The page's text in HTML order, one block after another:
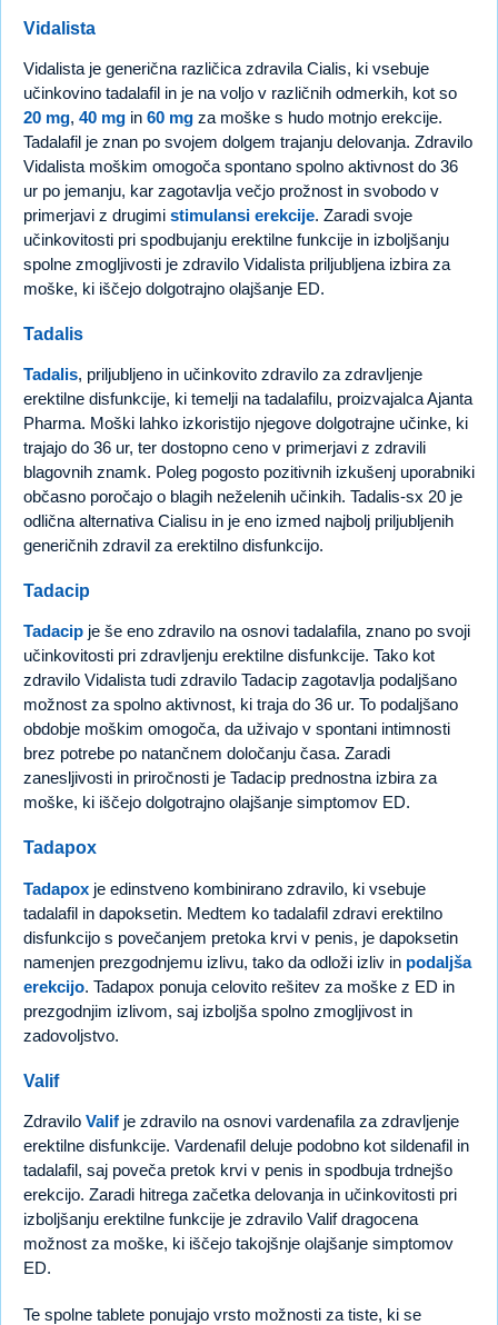
Vidalista
Vidalista je generična različica zdravila Cialis, ki vsebuje
učinkovino tadalafil in je na voljo v različnih odmerkih, kot so
20 mg, 40 mg in 60 mg za moške s hudo motnjo erekcije.
Tadalafil je znan po svojem dolgem trajanju delovanja. Zdravilo
Vidalista moškim omogoča spontano spolno aktivnost do 36
ur po jemanju, kar zagotavlja večjo prožnost in svobodo v
primerjavi z drugimi stimulansi erekcije. Zaradi svoje
učinkovitosti pri spodbujanju erektilne funkcije in izboljšanju
spolne zmogljivosti je zdravilo Vidalista priljubljena izbira za
moške, ki iščejo dolgotrajno olajšanje ED.
Tadalis
Tadalis, priljubljeno in učinkovito zdravilo za zdravljenje
erektilne disfunkcije, ki temelji na tadalafilu, proizvajalca Ajanta
Pharma. Moški lahko izkoristijo njegove dolgotrajne učinke, ki
trajajo do 36 ur, ter dostopno ceno v primerjavi z zdravili
blagovnih znamk. Poleg pogosto pozitivnih izkušenj uporabniki
občasno poročajo o blagih neželenih učinkih. Tadalis-sx 20 je
odlična alternativa Cialisu in je eno izmed najbolj priljubljenih
generičnih zdravil za erektilno disfunkcijo.
Tadacip
Tadacip je še eno zdravilo na osnovi tadalafila, znano po svoji
učinkovitosti pri zdravljenju erektilne disfunkcije. Tako kot
zdravilo Vidalista tudi zdravilo Tadacip zagotavlja podaljšano
možnost za spolno aktivnost, ki traja do 36 ur. To podaljšano
obdobje moškim omogoča, da uživajo v spontani intimnosti
brez potrebe po natančnem določanju časa. Zaradi
zanesljivosti in priročnosti je Tadacip prednostna izbira za
moške, ki iščejo dolgotrajno olajšanje simptomov ED.
Tadapox
Tadapox je edinstveno kombinirano zdravilo, ki vsebuje
tadalafil in dapoksetin. Medtem ko tadalafil zdravi erektilno
disfunkcijo s povečanjem pretoka krvi v penis, je dapoksetin
namenjen prezgodnjemu izlivu, tako da odloži izliv in podaljša
erekcijo. Tadapox ponuja celovito rešitev za moške z ED in
prezgodnjim izlivom, saj izboljša spolno zmogljivost in
zadovoljstvo.
Valif
Zdravilo Valif je zdravilo na osnovi vardenafila za zdravljenje
erektilne disfunkcije. Vardenafil deluje podobno kot sildenafil in
tadalafil, saj poveča pretok krvi v penis in spodbuja trdnejšo
erekcijo. Zaradi hitrega začetka delovanja in učinkovitosti pri
izboljšanju erektilne funkcije je zdravilo Valif dragocena
možnost za moške, ki iščejo takojšnje olajšanje simptomov
ED.
Te spolne tablete ponujajo vrsto možnosti za tiste, ki se